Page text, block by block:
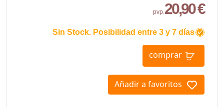
pvp.20,90 €
Sin Stock. Posibilidad entre 3 y 7 días
comprar
Añadir a favoritos